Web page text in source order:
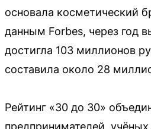
основала косметический
данным Forbes, через год
достигла 103 миллионов
составила около 28
Рейтинг «30 до 30»
предпринимателей,